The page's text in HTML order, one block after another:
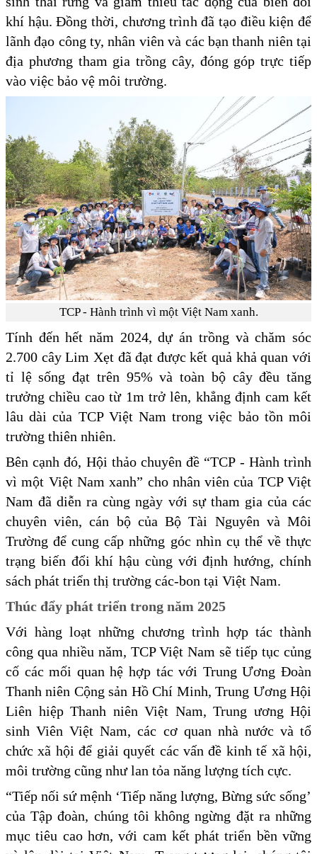
khí hậu. Đồng thời, chương trình đã tạo điều kiện để
lãnh đạo công ty, nhân viên và các bạn thanh niên tại
địa phương tham gia trồng cây, đóng góp trực tiếp
vào việc bảo vệ môi trường.
TCP - Hành trình vì một Việt Nam xanh.
Tính đến hết năm 2024, dự án trồng và chăm sóc
2.700 cây Lim Xẹt đã đạt được kết quả khả quan với
tỉ lệ sống đạt trên 95% và toàn bộ cây đều tăng
trưởng chiều cao từ 1m trở lên, khẳng định cam kết
lâu dài của TCP Việt Nam trong việc bảo tồn môi
trường thiên nhiên.
Bên cạnh đó, Hội thảo chuyên đề “TCP - Hành trình
vì một Việt Nam xanh” cho nhân viên của TCP Việt
Nam đã diễn ra cùng ngày với sự tham gia của các
chuyên viên, cán bộ của Bộ Tài Nguyên và Môi
Trường để cung cấp những góc nhìn cụ thể về thực
trạng biến đổi khí hậu cùng với định hướng, chính
sách phát triển thị trường các-bon tại Việt Nam.
Thúc đẩy phát triển trong năm 2025
Với hàng loạt những chương trình hợp tác thành
công qua nhiều năm, TCP Việt Nam sẽ tiếp tục củng
cố các mối quan hệ hợp tác với Trung Ương Đoàn
Thanh niên Cộng sản Hồ Chí Minh, Trung Ương Hội
Liên hiệp Thanh niên Việt Nam, Trung ương Hội
sinh Viên Việt Nam, các cơ quan nhà nước và tổ
chức xã hội để giải quyết các vấn đề kinh tế xã hội,
môi trường cũng như lan tỏa năng lượng tích cực.
“Tiếp nối sứ mệnh ‘Tiếp năng lượng, Bừng sức sống’
của Tập đoàn, chúng tôi không ngừng đặt ra những
mục tiêu cao hơn, với cam kết phát triển bền vững